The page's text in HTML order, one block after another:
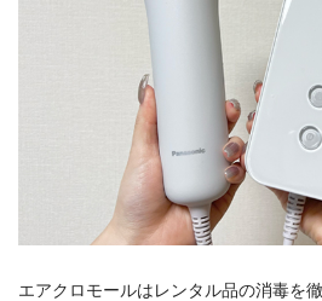
エアクロモールはレンタル品の消毒を